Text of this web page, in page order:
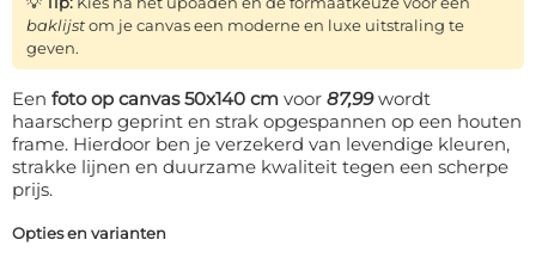
baklijstom je canvas een moderne en luxe uitstraling te
geven.
Een foto op canvas 50x140 cm voor 87,99wordt
haarscherp geprint en strak opgespannen op een houten
frame. Hierdoor ben je verzekerd van levendige kleuren,
strakke lijnen en duurzame kwaliteit tegen een scherpe
prijs.
Opties en varianten